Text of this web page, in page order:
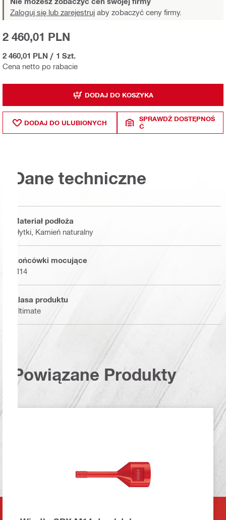
Zaloguj się lub zarejestruj aby zobaczyć ceny firmy.
Cena netto po rabacie
2 460,01 PLN
2 460,01 PLN / 1 Szt.
DODAJ DO KOSZYKA
DODAJ DO ULUBIONYCH
SPRAWDŹ DOSTĘPNOŚ
Ć
Dane techniczne
Materiał podłoża
Płytki, Kamień naturalny
Końcówki mocujące
M14
Klasa produktu
Ultimate
Powiązane Produkty